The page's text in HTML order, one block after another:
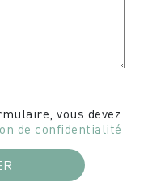
vous devez
de confidentialité